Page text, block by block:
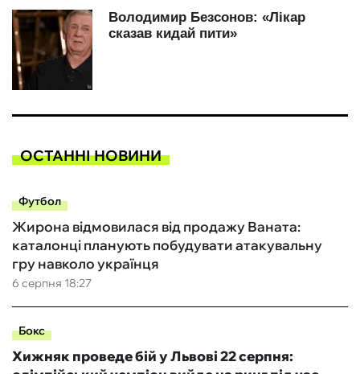
ОСТАННІ НОВИНИ
Футбол
6 серпня 18:27
Жирона відмовилася від продажу Ваната:
каталонці планують побудувати атакувальну
гру навколо українця
Бокс
Хижняк проведе бій у Львові 22 серпня: